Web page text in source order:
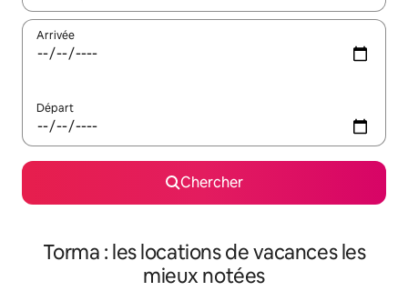
Arrivée
Départ
Chercher
Torma : les locations de vacances les
mieux notées